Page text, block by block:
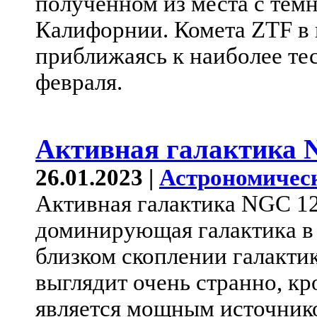
Калифорнии. Комета ZTF в
приближаясь к наиболее
февраля.
Активная галактика
26.01.2023 |
Активная галактика NGC
доминирующая галактика в
близком скоплении
выглядит очень странно,
является мощным